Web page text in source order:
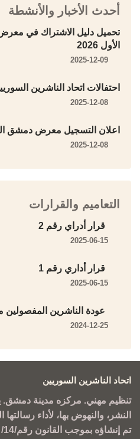
أحدث الأخبار والأنشطة
تحميل دليل الاشتراك في
الأول 2026
2025-12-09
احتفالات اتحاد الناشرين
2025-12-08
اعلان التسجيل معرض دمشق
2025-12-08
التعاميم والقرارات
قرار أدراي رقم 2
2025-06-15
قرار أداري رقم 1
2025-06-15
عودة الناشرين المفصولين
2024-12-25
اتحاد الناشرين السوريين
تنظيم مهني. مركزه مدينة
النشر، والنهوض بها، لأداء رسالتها